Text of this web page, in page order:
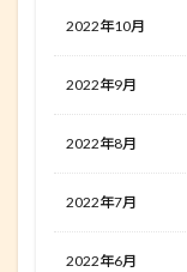
2022年10月
2022年9月
2022年8月
2022年7月
2022年6月